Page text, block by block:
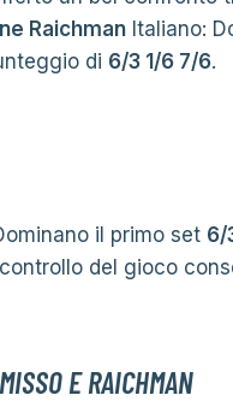
Raichman Italiano:
di 6/3 1/6 7/6.
il primo set 6/
del gioco
E RAICHMAN